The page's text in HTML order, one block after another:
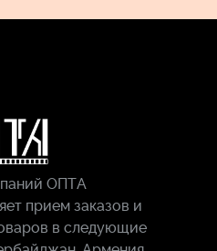
ОПТА
прием заказов и
в следующие